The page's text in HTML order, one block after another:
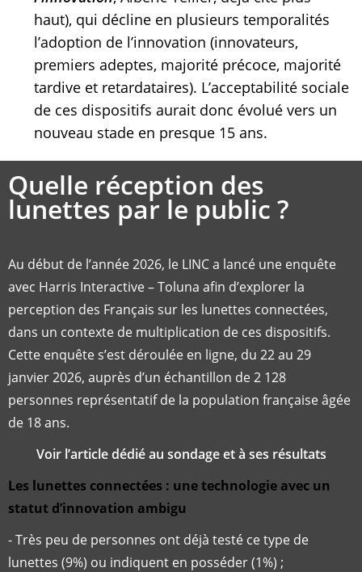
haut), qui décline en plusieurs temporalités
l’adoption de l’innovation (innovateurs,
premiers adeptes, majorité précoce, majorité
tardive et retardataires). L’acceptabilité sociale
de ces dispositifs aurait donc évolué vers un
nouveau stade en presque 15 ans.
Quelle réception des
lunettes par le public ?
Au début de l’année 2026, le LINC a lancé une enquête
avec Harris Interactive – Toluna afin d’explorer la
perception des Français sur les lunettes connectées,
dans un contexte de multiplication de ces dispositifs.
Cette enquête s’est déroulée en ligne, du 22 au 29
janvier 2026, auprès d’un échantillon de 2 128
personnes représentatif de la population française âgée
de 18 ans.
Voir l’article dédié au sondage et à ses résultats
Les lunettes connectées : une technologie avec un
statut d’innovation ambigu
- Très peu de personnes ont déjà testé ce type de
lunettes (9%) ou indiquent en posséder (1%) ;